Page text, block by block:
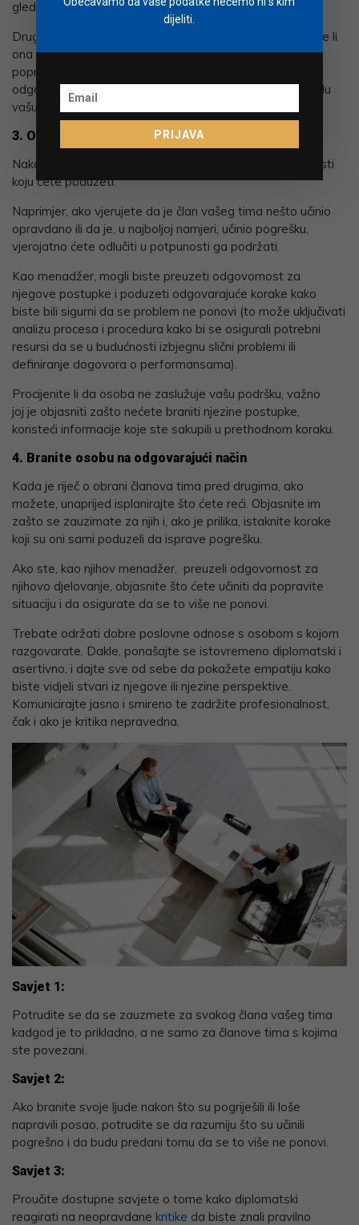
gledate iz perspektive ovih kriterija?
Drugi dio vaše analize odnosi se na osobu koju branite. Je li
ona učinila sve što je mogla kako bi izbjegla situaciju ili ju
popravila? Je li zaista dala sve od sebe? Je li preuzela
odgovornost za svoje postupke? Zaslužuje li u tom smislu
vašu podršku?
3. Odlučite se na akciju
Nakon što analizirate situaciju, možete odlučiti o aktivnosti
koju ćete poduzeti.
Naprimjer, ako vjerujete da je član vašeg tima nešto učinio
opravdano ili da je, u najboljoj namjeri, učinio pogrešku,
vjerojatno ćete odlučiti u potpunosti ga podržati.
Kao menadžer, mogli biste preuzeti odgovornost za
njegove postupke i poduzeti odgovarajuće korake kako
biste bili sigurni da se problem ne ponovi (to može uključivati
​​analizu procesa i procedura kako bi se osigurali potrebni
resursi da se u budućnosti izbjegnu slični problemi ili
definiranje dogovora o performansama).
Procijenite li da osoba ne zaslužuje vašu podršku, važno
joj je objasniti zašto nećete braniti njezine postupke,
koristeći informacije koje ste sakupili u prethodnom koraku.
4. Branite osobu na odgovarajući način
Kada je riječ o obrani članova tima pred drugima, ako
možete, unaprijed isplanirajte što ćete reći. Objasnite im
zašto se zauzimate za njih i, ako je prilika, istaknite korake
koji su oni sami poduzeli da isprave pogrešku.
Ako ste, kao njihov menadžer, preuzeli odgovornost za
njihovo djelovanje, objasnite što ćete učiniti da popravite
situaciju i da osigurate da se to više ne ponovi.
Trebate održati dobre poslovne odnose s osobom s kojom
razgovarate. Dakle, ponašajte se istovremeno diplomatski i
asertivno, i dajte sve od sebe da pokažete empatiju kako
biste vidjeli stvari iz njegove ili njezine perspektive.
Komunicirajte jasno i smireno te zadržite profesionalnost,
čak i ako je kritika nepravedna.
Savjet 1:
Potrudite se da se zauzmete za svakog člana vašeg tima
kadgod je to prikladno, a ne samo za članove tima s kojima
ste povezani.
Savjet 2:
Ako branite svoje ljude nakon što su pogriješili ili loše
napravili posao, potrudite se da razumiju što su učinili
pogrešno i da budu predani tomu da se to više ne ponovi.
Savjet 3:
Proučite dostupne savjete o tome kako diplomatski
reagirati na neopravdane kritike da biste znali pravilno
dijeliti.
PRIJAVA